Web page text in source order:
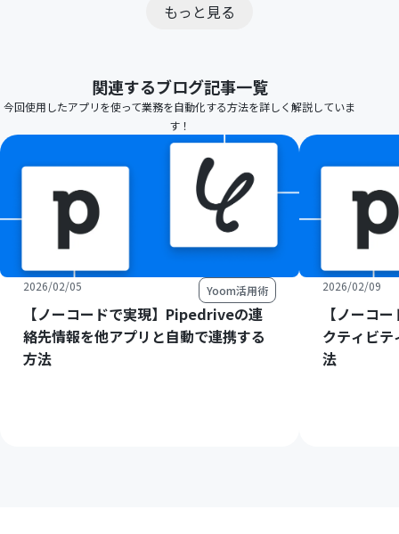
もっと見る
関連するブログ記事一覧
今回使用したアプリを使って業務を自動化する方法を詳しく解説していま
す！
2026/02/05 Yoom活用術
【ノーコードで実現】Pipedriveの連
絡先情報を他アプリと自動で連携する
方法
2026/02/09
【ノーコ
クティビ
法